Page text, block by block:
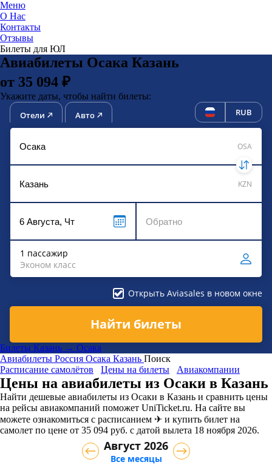
Меню
О Нас
Контакты
Отзывы
Билеты для ЮЛ
Авиабилеты Осака Казань
от 35 094 ₽
Укажите даты, чтобы найти билеты:
Отели Авто RUB
OSA
KZN
1 пассажир
Эконом класс
Открыть Aviasales в новом окне
Найти билеты
Билеты Казань → Осака
Авиабилеты Россия Осака Казань Поиск
Расписание самолётов
Цены на билеты Авиакомпании
Цены на авиабилеты из Осаки в Казань
Найти дешевые авиабилеты из Осаки в Казань и сравнить цены
на рейсы авиакомпаний поможет UniTicket.ru. На сайте вы
можете ознакомиться с расписанием ✈ и купить билет на
самолет по цене от 35 094 руб. с датой вылета 18 ноября 2026.
Август 2026
Все месяцы